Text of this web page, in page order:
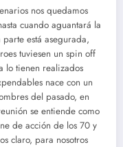
nos quedamos
cuando aguantará la
está asegurada,
tuviesen un spin off
lo tienen realizados
nace con un
del pasado, en
se entiende como
de acción de los 70 y
claro, para nosotros